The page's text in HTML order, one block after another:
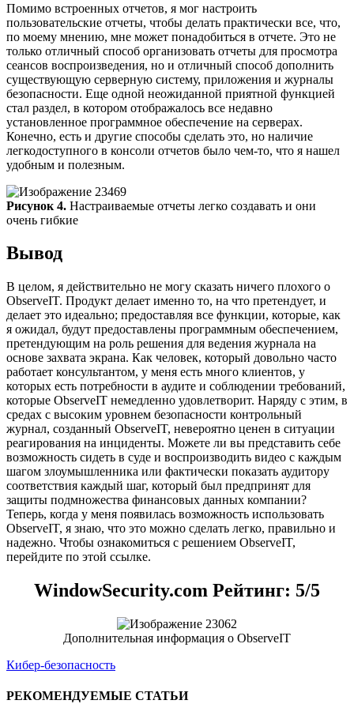
Помимо встроенных отчетов, я мог настроить
пользовательские отчеты, чтобы делать практически все, что,
по моему мнению, мне может понадобиться в отчете. Это не
только отличный способ организовать отчеты для просмотра
сеансов воспроизведения, но и отличный способ дополнить
существующую серверную систему, приложения и журналы
безопасности. Еще одной неожиданной приятной функцией
стал раздел, в котором отображалось все недавно
установленное программное обеспечение на серверах.
Конечно, есть и другие способы сделать это, но наличие
легкодоступного в консоли отчетов было чем-то, что я нашел
удобным и полезным.
Рисунок 4. Настраиваемые отчеты легко создавать и они
очень гибкие
Вывод
В целом, я действительно не могу сказать ничего плохого о
ObserveIT. Продукт делает именно то, на что претендует, и
делает это идеально; предоставляя все функции, которые, как
я ожидал, будут предоставлены программным обеспечением,
претендующим на роль решения для ведения журнала на
основе захвата экрана. Как человек, который довольно часто
работает консультантом, у меня есть много клиентов, у
которых есть потребности в аудите и соблюдении требований,
которые ObserveIT немедленно удовлетворит. Наряду с этим, в
средах с высоким уровнем безопасности контрольный
журнал, созданный ObserveIT, невероятно ценен в ситуации
реагирования на инциденты. Можете ли вы представить себе
возможность сидеть в суде и воспроизводить видео с каждым
шагом злоумышленника или фактически показать аудитору
соответствия каждый шаг, который был предпринят для
защиты подмножества финансовых данных компании?
Теперь, когда у меня появилась возможность использовать
ObserveIT, я знаю, что это можно сделать легко, правильно и
надежно. Чтобы ознакомиться с решением ObserveIT,
перейдите по этой ссылке.
WindowSecurity.com Рейтинг: 5/5
Дополнительная информация о ObserveIT
Кибер-безопасность
РЕКОМЕНДУЕМЫЕ СТАТЬИ